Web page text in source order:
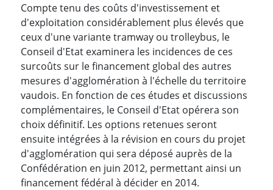
Compte tenu des coûts d'investissement et
d'exploitation considérablement plus élevés que
ceux d'une variante tramway ou trolleybus, le
Conseil d'Etat examinera les incidences de ces
surcoûts sur le financement global des autres
mesures d'agglomération à l'échelle du territoire
vaudois. En fonction de ces études et discussions
complémentaires, le Conseil d'Etat opérera son
choix définitif. Les options retenues seront
ensuite intégrées à la révision en cours du projet
d'agglomération qui sera déposé auprès de la
Confédération en juin 2012, permettant ainsi un
financement fédéral à décider en 2014.